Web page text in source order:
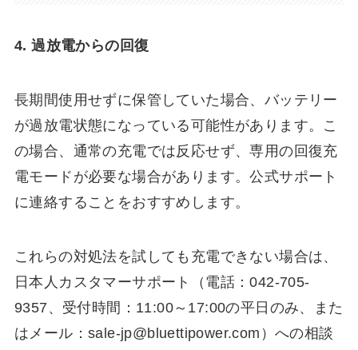
4. 過放電からの回復
長期間使用せずに保管していた場合、バッテリー
が過放電状態になっている可能性があります。こ
の場合、通常の充電では反応せず、専用の回復充
電モードが必要な場合があります。公式サポート
に連絡することをおすすめします。
これらの対処法を試しても充電できない場合は、
日本人カスタマーサポート（電話：042-705-
9357、受付時間：11:00～17:00の平日のみ、また
はメール：sale-jp@bluettipower.com）への相談